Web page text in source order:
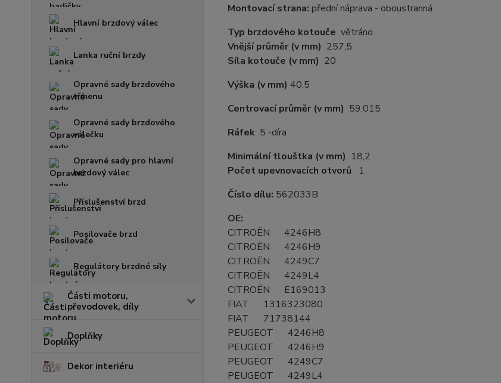
Hlavní brzdový válec
Lanka ruční brzdy
Opravné sady brzdového
třmenu
Opravné sady brzdového
válečku
Opravné sady pro hlavní
brzdový válec
Příslušenství brzd
Posilovače brzd
Regulátory brzdné síly
Části motoru,
převodovek, díly
Doplňky
Dekor interiéru
Montovací strana: přední náprava - oboustranná
Typ brzdového kotouče větráno
Vnější průměr (v mm) 257,5
Síla kotouče (v mm) 20
Výška (v mm) 40,5
Centrovací průměr(v mm) 59,015
Ráfek 5 -díra
Minimální tlouštka (v mm) 18,2
Počet upevnovacích otvorů 1
Číslo dílu: 562033B
OE:
CITROËN 4246H8
CITROËN 4246H9
CITROËN 4249C7
CITROËN 4249L4
CITROËN E169013
FIAT 1316323080
FIAT 71738144
PEUGEOT 4246H8
PEUGEOT 4246H9
PEUGEOT 4249C7
PEUGEOT 4249L4